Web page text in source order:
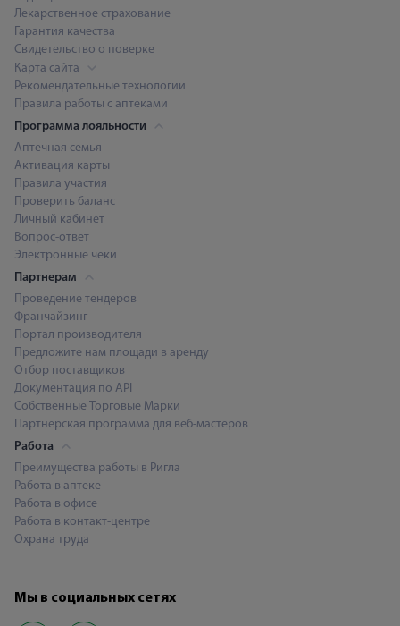
Лекарственное страхование
Гарантия качества
Свидетельство о поверке
Карта сайта
Рекомендательные технологии
Правила работы с аптеками
Программа лояльности
Аптечная семья
Активация карты
Правила участия
Проверить баланс
Личный кабинет
Вопрос-ответ
Электронные чеки
Партнерам
Проведение тендеров
Франчайзинг
Портал производителя
Предложите нам площади в аренду
Отбор поставщиков
Документация по API
Собственные Торговые Марки
Партнерская программа для веб-мастеров
Работа
Преимущества работы в Ригла
Работа в аптеке
Работа в офисе
Работа в контакт-центре
Охрана труда
Мы в социальных сетях